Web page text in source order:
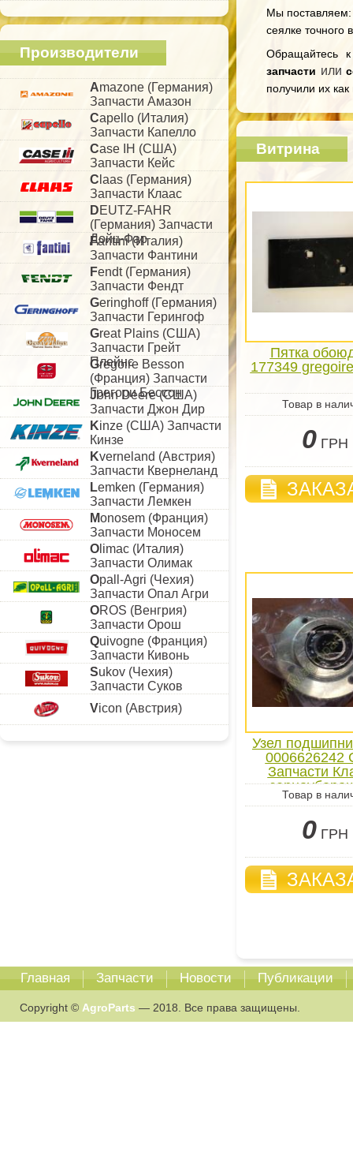
Производители
Amazone (Германия)
Запчасти Амазон
Capello (Италия)
Запчасти Капелло
Case IH (США)
Запчасти Кейс
C laas (Германия)
Запчасти Клаас
DEUTZ-FAHR
(Германия) Запчасти
Дойц-Фар
Fantini (Италия)
Запчасти Фантини
Fendt (Германия)
Запчасти Фендт
Geringhoff (Германия)
Запчасти Герингоф
Great Plains (США)
Запчасти Грейт
Плейнс
Gregoire Besson
(Франция) Запчасти
Грегори Бессон
John Deere (США)
Запчасти Джон Дир
Kinze (США) Запчасти
Кинзе
Kverneland (Австрия)
Запчасти Квернеланд
Lemken (Германия)
Запчасти Лемкен
Monosem (Франция)
Запчасти Моносем
O limac (Италия)
Запчасти Олимак
Opall-Agri (Чехия)
Запчасти Опал Агри
OROS (Венгрия)
Запчасти Орош
Quivogne (Франция)
Запчасти Кивонь
Sukov (Чехия)
Запчасти Суков
Vicon (Австрия)
Мы поставляем:
сеялке точного
Обращайтесь
запчасти или
получили их
Витрина
Пятка
177349
Товар в
0 ГРН
Узел
0006626242
Запчасти
Товар в
0 ГРН
Главная Запчасти Новости Публикации
Copyright © AgroParts — 2018. Все права защищены.